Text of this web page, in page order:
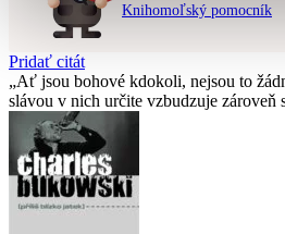
Knihomoľský pomocník
Pridať citát
Ať jsou bohové kdokoli, nejsou to
slávou v nich určite vzbudzuje zároveň